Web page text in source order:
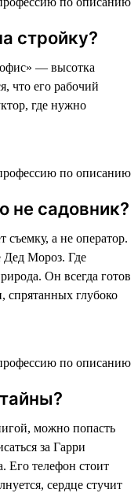
стройку?
— высотка
что его рабочий
где нужно
не садовник?
а не оператор.
Дед Мороз. Где
Он всегда готов
спрятанных глубоко
можно попасть
за Гарри
Его телефон стоит
сердце стучит